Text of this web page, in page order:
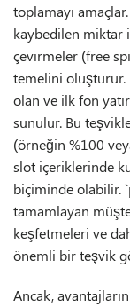
toplamayı
kaybedilen miktar
çevirmeler (free
temelini oluşturur.
olan ve ilk fon
sunulur. Bu
(örneğin %100
slot içeriklerinde
biçiminde olabilir.
tamamlayan
keşfetmeleri ve
önemli bir teşvik
Ancak,